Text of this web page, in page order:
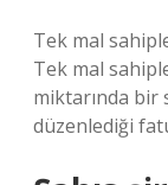
Tek mal
Tek mal
miktarında bir
düzenlediği